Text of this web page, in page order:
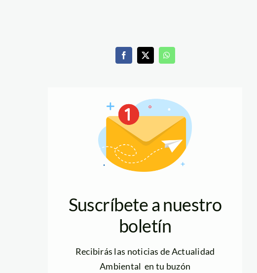
Suscríbete a nuestro
boletín
Recibirás las noticias de Actualidad
Ambiental en tu buzón